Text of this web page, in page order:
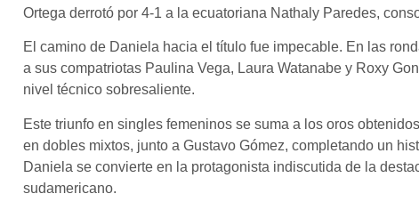
Ortega derrotó por 4-1 a la ecuatoriana Nathaly Paredes,
El camino de Daniela hacia el título fue impecable. En las
a sus compatriotas Paulina Vega, Laura Watanabe y Roxy
nivel técnico sobresaliente.
Este triunfo en singles femeninos se suma a los oros
en dobles mixtos, junto a Gustavo Gómez, completando un
Daniela se convierte en la protagonista indiscutida de la
sudamericano.